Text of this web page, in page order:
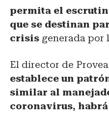
permita el
que se destinan
crisis generada por
El director de
establece un
similar al
coronavirus,